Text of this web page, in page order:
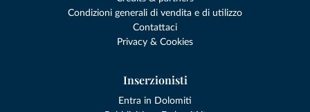
Condizioni generali di vendita e di utilizzo
Contattaci
Privacy & Cookies
Inserzionisti
Entra in Dolomiti